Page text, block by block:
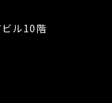
ル10階